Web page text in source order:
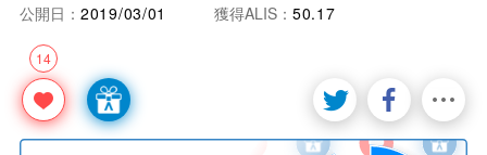
14
公開日： 2019/03/01 獲得ALIS： 50.17